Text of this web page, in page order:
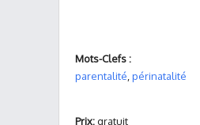
Mots-Clefs :
parentalité périnatalité
Prix:gratuit